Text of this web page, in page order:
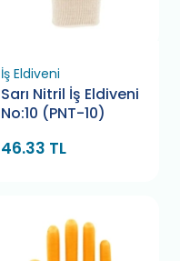
İş Eldiveni
Sarı Nitril İş Eldiveni
No:10 (PNT-10)
46.33 TL